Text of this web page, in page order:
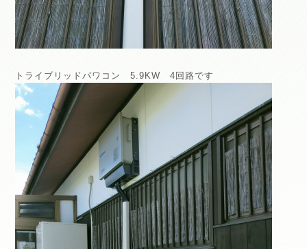
トライブリッドパワコン 5.9KW 4回路です